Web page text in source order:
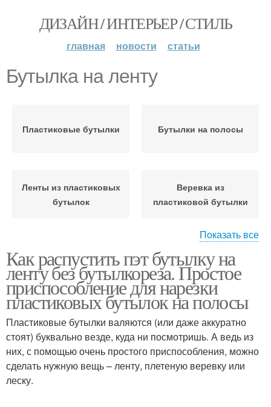
ДИЗАЙН / ИНТЕРЬЕР / СТИЛЬ
главная новости статьи
Бутылка на ленту
Пластиковые бутылки Бутылки на полосы
Ленты из пластиковых
бутылок
Веревка из
пластиковой бутылки
Бутылка без ножа Ленты из бутылок
Показать все
Как распустить пэт бутылку на
ленту без бутылкореза. Простое
приспособление для нарезки
пластиковых бутылок на полосы
Пластиковые бутылки валяются (или даже аккуратно
стоят) буквально везде, куда ни посмотришь. А ведь из
них, с помощью очень простого приспособления, можно
сделать нужную вещь – ленту, плетеную веревку или
леску.